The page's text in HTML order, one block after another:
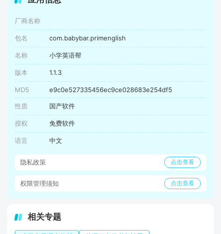
厂商名称
包名 com.babybar.primenglish
名称 小学英语帮
版本 1.1.3
MD5 e9c0e527335456ec9ce028683e254df5
性质 国产软件
授权 免费软件
语言 中文
隐私政策 点击查看
权限管理须知 点击查看
相关专题